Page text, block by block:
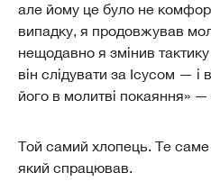
але йому це було не
випадку, я продовжував
нещодавно я змінив
він слідувати за Ісусом — і
його в молитві покаяння» —
Той самий хлопець. Те саме
який спрацював.